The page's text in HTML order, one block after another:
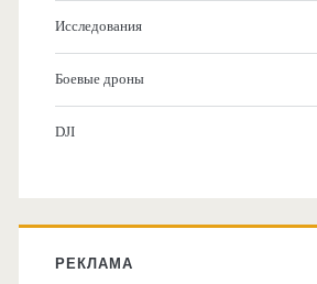
Исследования
Боевые дроны
DJI
РЕКЛАМА